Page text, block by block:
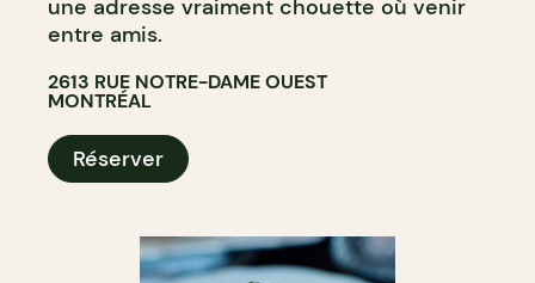
une adresse vraiment chouette où venir
entre amis.
2613 RUE NOTRE-DAME OUEST
MONTRÉAL
Réserver